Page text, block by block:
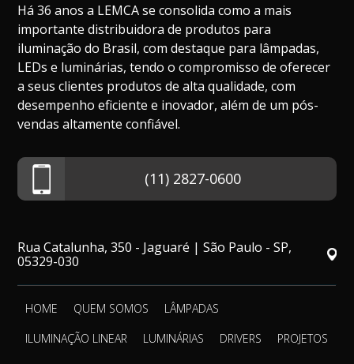
Há 36 anos a LEMCA se consolida como a mais
importante distribuidora de produtos para
iluminação do Brasil, com destaque para lâmpadas,
LEDs e luminárias, tendo o compromisso de oferecer
a seus clientes produtos de alta qualidade, com
desempenho eficiente e inovador, além de um pós-
vendas altamente confiável.
(11) 2827-0600
Rua Catalunha, 350 - Jaguaré | São Paulo - SP,
05329-030
HOME QUEM SOMOS
LÂMPADAS
ILUMINAÇÃO LINEAR
LUMINÁRIAS DRIVERS
PROJETOS